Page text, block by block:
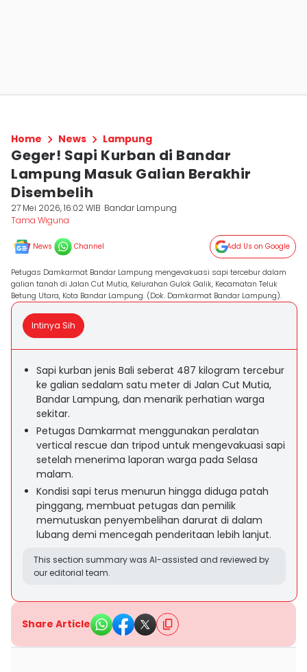
Home News Lampung
Geger! Sapi Kurban di Bandar
Lampung Masuk Galian Berakhir
Disembelih
27 Mei 2026, 16:02 WIB Bandar Lampung
Tama Wiguna
News Channel Add Us on Google
Petugas Damkarmat Bandar Lampung mengevakuasi sapi tercebur dalam
galian tanah di Jalan Cut Mutia, Kelurahan Gulak Galik, Kecamatan Teluk
Betung Utara, Kota Bandar Lampung. (Dok. Damkarmat Bandar Lampung).
Intinya Sih
Sapi kurban jenis Bali seberat 487 kilogram tercebur
ke galian sedalam satu meter di Jalan Cut Mutia,
Bandar Lampung, dan menarik perhatian warga
sekitar.
Petugas Damkarmat menggunakan peralatan
vertical rescue dan tripod untuk mengevakuasi sapi
setelah menerima laporan warga pada Selasa
malam.
Kondisi sapi terus menurun hingga diduga patah
pinggang, membuat petugas dan pemilik
memutuskan penyembelihan darurat di dalam
lubang demi mencegah penderitaan lebih lanjut.
This section summary was AI-assisted and reviewed by
our editorial team.
Share Article